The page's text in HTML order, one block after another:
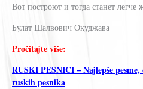
Вот построют и тогда станет легче
Булат Шалвович Окуджава
Pročitajte više:
RUSKI PESNICI – Najlepše
ruskih pesnika